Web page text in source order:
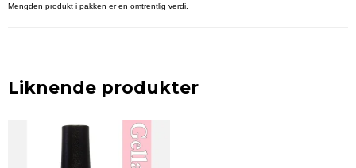
Mengden produkt i pakken er en omtrentlig verdi.
Liknende produkter